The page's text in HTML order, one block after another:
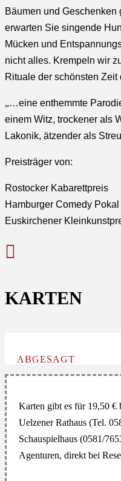
Bäumen und
erwarten Sie singende
Mücken und
nicht alles. Krempeln wir
Rituale der schönsten
„…eine enthemmte
einem Witz, trockener als
Lakonik, ätzender als
Preisträger von:
Rostocker Kabarettpreis
Hamburger Comedy Pokal
Euskirchener

KARTEN
ABGESAGT
Karten gibt es für 19,50 €
Uelzener Rathaus (Tel.
Schauspielhaus (0581/
Agenturen, direkt bei